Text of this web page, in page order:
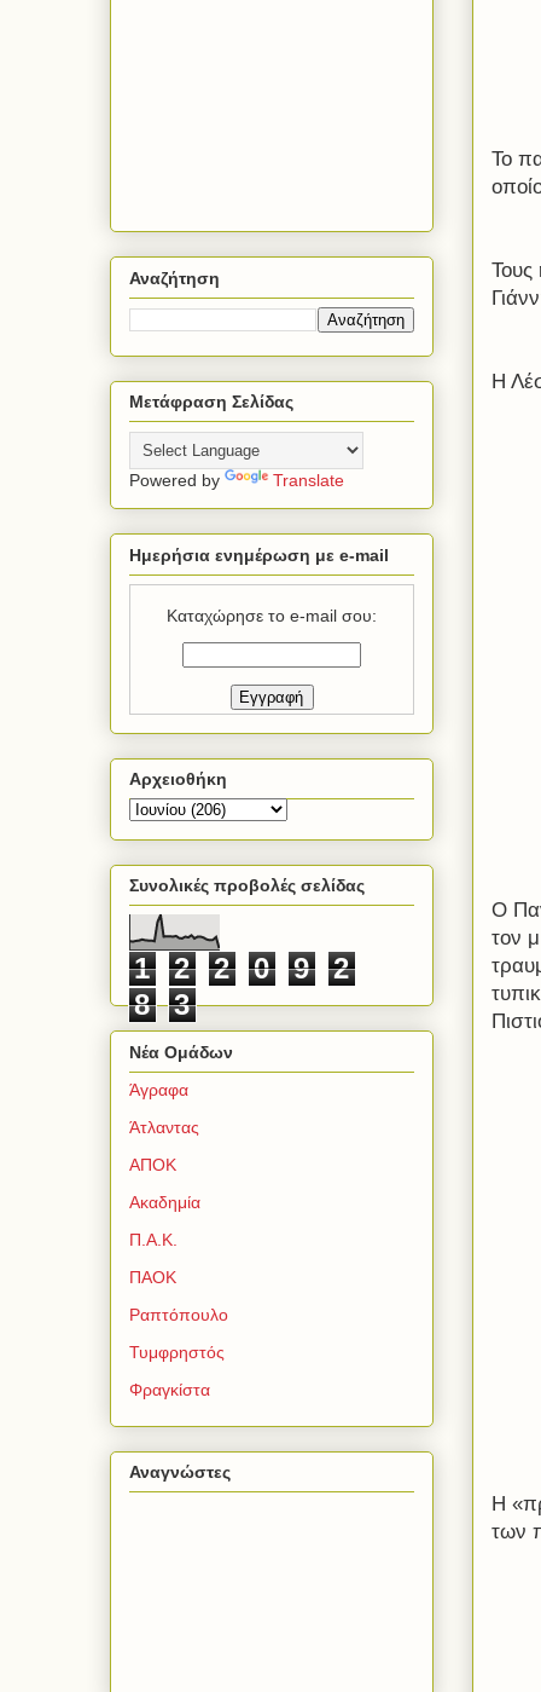
Το
Τους
Η
Ο
τον
Η
των
Αναζήτηση
Μετάφραση Σελίδας
Powered by Translate
Ημερήσια ενημέρωση με e-mail
Καταχώρησε το e-mail σου:
Αρχειοθήκη
Συνολικές προβολές σελίδας
1 2 2 0 9
2
8
3
Νέα Ομάδων
Άγραφα
Άτλαντας
ΑΠΟΚ
Ακαδημία
Π.Α.Κ.
ΠΑΟΚ
Ραπτόπουλο
Τυμφρηστός
Φραγκίστα
Αναγνώστες